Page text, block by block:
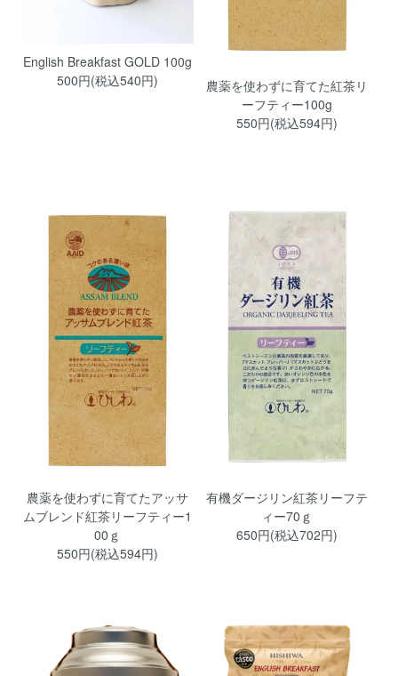
English Breakfast GOLD 100g
500円(税込540円)
農薬を使わずに育てた紅茶リ
ーフティー100g
550円(税込594円)
農薬を使わずに育てたアッサ
ムブレンド紅茶リーフティー1
00ｇ
550円(税込594円)
有機ダージリン紅茶リーフテ
ィー70ｇ
650円(税込702円)